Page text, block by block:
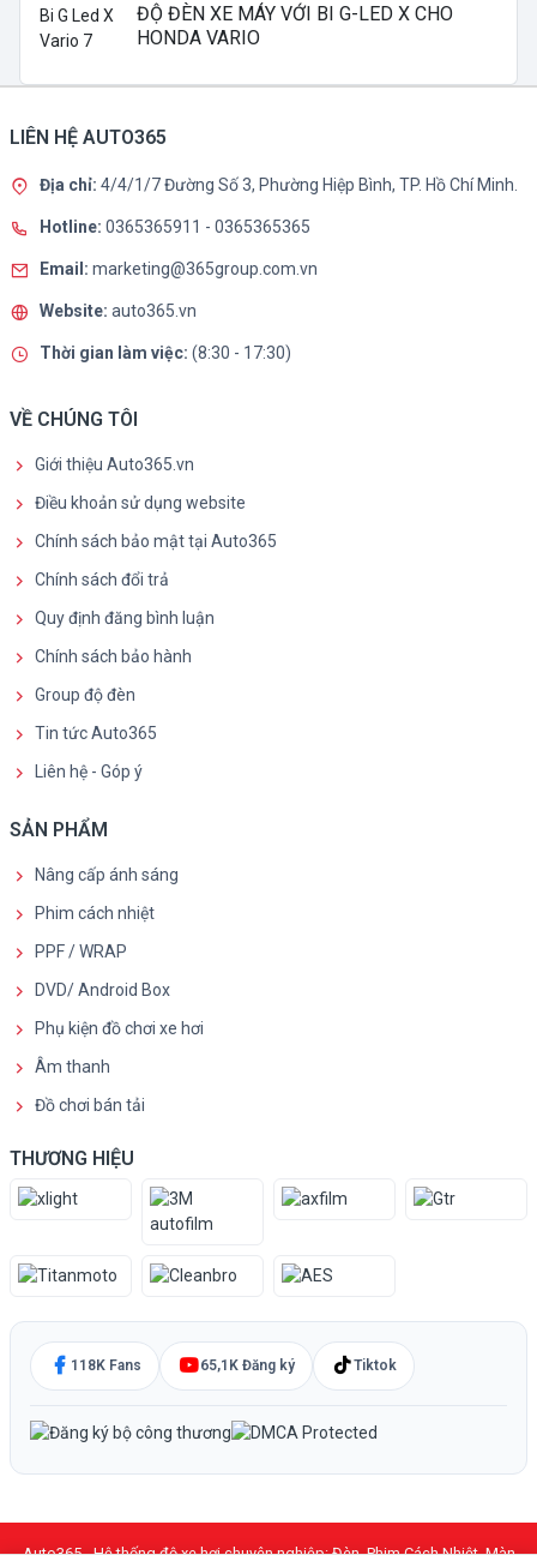
ĐỘ ĐÈN XE MÁY VỚI BI G-LED X CHO
HONDA VARIO
LIÊN HỆ AUTO365
Địa chỉ: 4/4/1/7 Đường Số 3, Phường Hiệp Bình, TP. Hồ Chí Minh.
Hotline: 0365365911 - 0365365365
Email: marketing@365group.com.vn
Website: auto365.vn
Thời gian làm việc: (8:30 - 17:30)
VỀ CHÚNG TÔI
Giới thiệu Auto365.vn
Điều khoản sử dụng website
Chính sách bảo mật tại Auto365
Chính sách đổi trả
Quy định đăng bình luận
Chính sách bảo hành
Group độ đèn
Tin tức Auto365
Liên hệ - Góp ý
SẢN PHẨM
Nâng cấp ánh sáng
Phim cách nhiệt
PPF / WRAP
DVD/ Android Box
Phụ kiện đồ chơi xe hơi
Âm thanh
Đồ chơi bán tải
THƯƠNG HIỆU
118K Fans 65,1K Đăng ký Tiktok